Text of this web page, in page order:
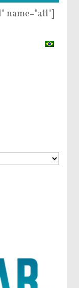
name="all"]